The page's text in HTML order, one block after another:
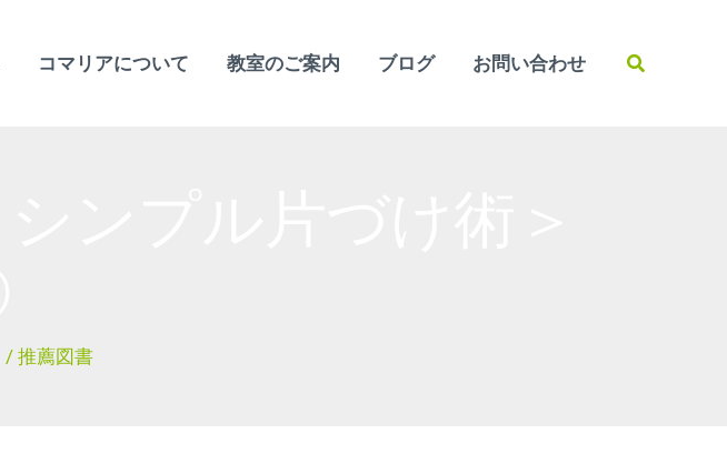
コマリアについて 教室のご案内 ブログ お問い合わせ
検
/ 推薦図書